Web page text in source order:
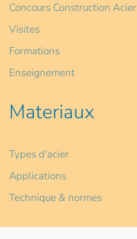
Concours Construction Acier
Visites
Formations
Enseignement
Materiaux
Types d'acier
Applications
Technique & normes